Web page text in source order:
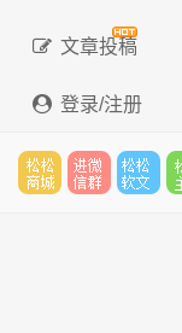
文章投稿
登录/注册